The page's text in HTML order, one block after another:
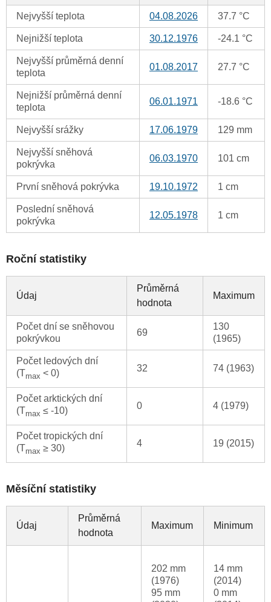
Nejvyšší teplota 04.08.2026 37.7 °C
Nejnižší teplota 30.12.1976 -24.1 °C
Nejvyšší průměrná denní
teplota
01.08.2017 27.7 °C
Nejnižší průměrná denní
teplota
06.01.1971 -18.6 °C
Nejvyšší srážky 17.06.1979 129 mm
Nejvyšší sněhová
pokrývka
06.03.1970 101 cm
První sněhová pokrývka 19.10.1972 1 cm
Poslední sněhová
pokrývka
12.05.1978 1 cm
Roční statistiky
Údaj
Průměrná
hodnota
Maximum
Počet dní se sněhovou
pokrývkou
69
130
(1965)
Počet ledových dní
(Tmax < 0) 32 74 (1963)
Počet arktických dní
(Tmax ≤ -10) 0 4 (1979)
Počet tropických dní
(Tmax ≥ 30) 4 19 (2015)
Měsíční statistiky
Údaj
Průměrná
hodnota
Maximum Minimum
202 mm
(1976)
95 mm
14 mm
(2014)
0 mm